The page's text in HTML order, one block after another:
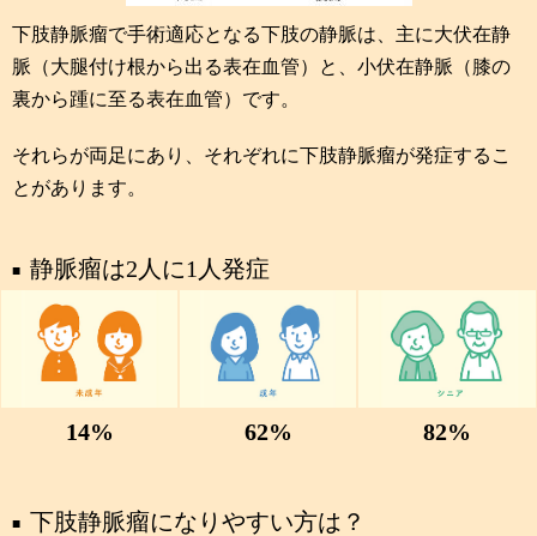
下肢静脈瘤で手術適応となる下肢の静脈は、主に大伏在静
脈（大腿付け根から出る表在血管）と、小伏在静脈（膝の
裏から踵に至る表在血管）です。
それらが両足にあり、それぞれに下肢静脈瘤が発症するこ
とがあります。
静脈瘤は2人に1人発症
14% 62% 82%
下肢静脈瘤になりやすい方は？